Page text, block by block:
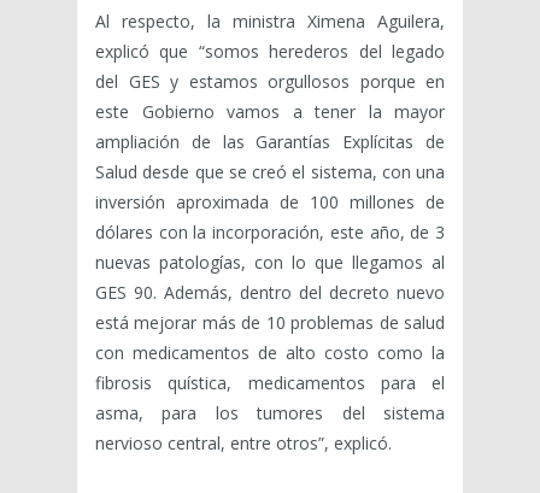
Al respecto, la ministra Ximena Aguilera,
explicó que “somos herederos del legado
del GES y estamos orgullosos porque en
este Gobierno vamos a tener la mayor
ampliación de las Garantías Explícitas de
Salud desde que se creó el sistema, con una
inversión aproximada de 100 millones de
dólares con la incorporación, este año, de 3
nuevas patologías, con lo que llegamos al
GES 90. Además, dentro del decreto nuevo
está mejorar más de 10 problemas de salud
con medicamentos de alto costo como la
fibrosis quística, medicamentos para el
asma, para los tumores del sistema
nervioso central, entre otros”, explicó.